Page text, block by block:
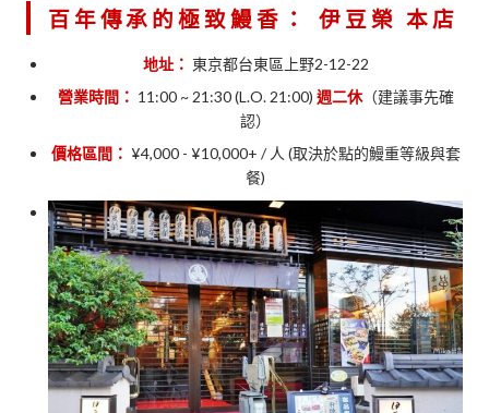
百年傳承的極致鰻香： 伊豆榮 本店
地址： 東京都台東區上野2-12-22
營業時間： 11:00 ~ 21:30 (L.O. 21:00) 週二休（建議事先確
認）
價格區間： ¥4,000 - ¥10,000+ / 人 (取決於點的鰻重等級與套
餐)